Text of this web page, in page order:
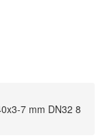
7 mm DN32 8